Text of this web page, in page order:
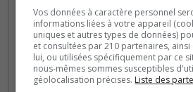
(0)
1 Slots
Voir le serveur
Vos données à caractère personnel
informations liées à votre appareil
uniques et autres types de données)
et consultées par 210 partenaires,
lui, ou utilisées spécifiquement par ce
nous-mêmes sommes susceptibles
géolocalisation précises. Liste des